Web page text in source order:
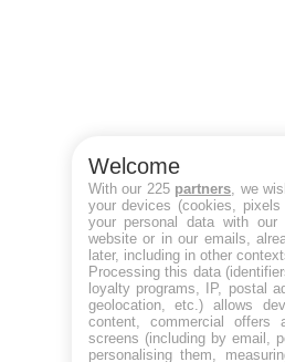
Welcome
With our 225 partners , we
your devices (cookies,
your personal data with
website or in our emails,
later, including in other
Processing this data
loyalty programs, IP, postal
geolocation, etc.) allows
content, commercial
screens (including by email,
personalising them,